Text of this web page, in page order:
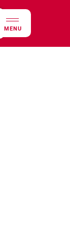
MENU